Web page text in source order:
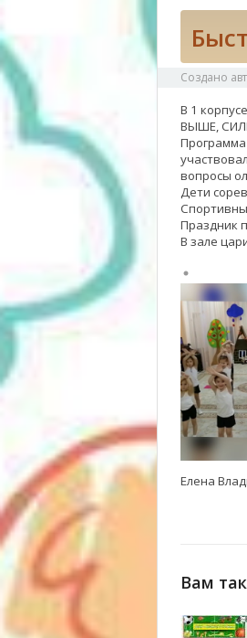
Создано
В 1
ВЫШЕ,
вопросы
Дети
Праздник
В зале
Елена
Вам